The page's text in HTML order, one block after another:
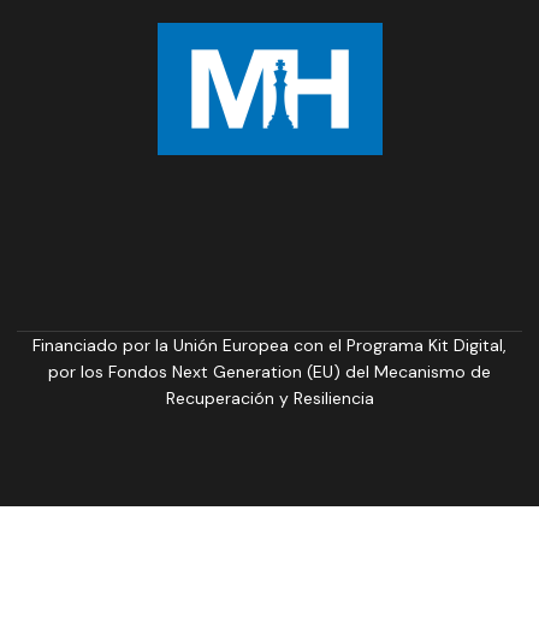
Financiado por la Unión Europea con el Programa Kit Digital,
por los Fondos Next Generation (EU) del Mecanismo de
Recuperación y Resiliencia